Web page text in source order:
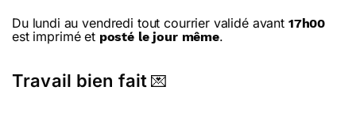
Du lundi au vendredi tout courrier validé avant 17h00
est imprimé et posté le jour même.
Travail bien fait 💌